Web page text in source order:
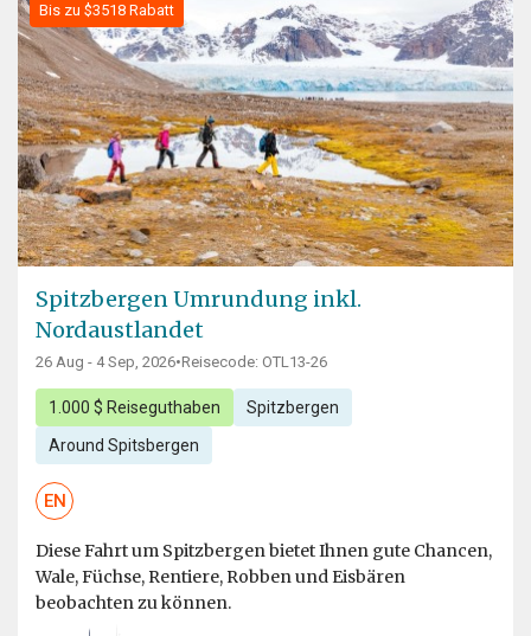
Bis zu $3518 Rabatt
Spitzbergen Umrundung inkl.
Nordaustlandet
26 Aug - 4 Sep, 2026•Reisecode: OTL13-26
1.000 $ Reiseguthaben Spitzbergen
Around Spitsbergen
EN
Diese Fahrt um Spitzbergen bietet Ihnen gute Chancen,
Wale, Füchse, Rentiere, Robben und Eisbären
beobachten zu können.